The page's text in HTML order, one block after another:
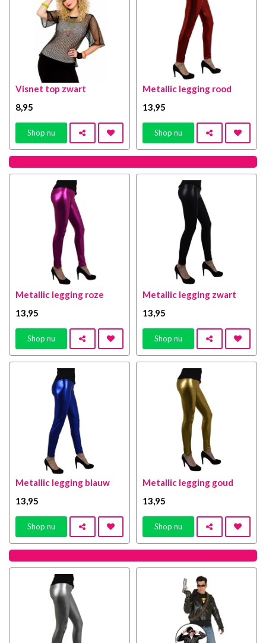
Visnet top zwart
8,95
Shop nu
Metallic legging rood
13,95
Shop nu
Metallic legging roze
13,95
Shop nu
Metallic legging zwart
13,95
Shop nu
Metallic legging blauw
13,95
Shop nu
Metallic legging goud
13,95
Shop nu